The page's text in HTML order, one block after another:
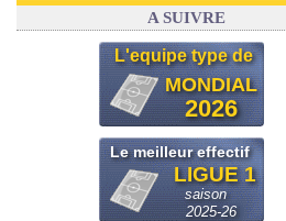
A SUIVRE
L'equipe type de
MONDIAL
2026
Le meilleur effectif
LIGUE 1
saison
2025-26